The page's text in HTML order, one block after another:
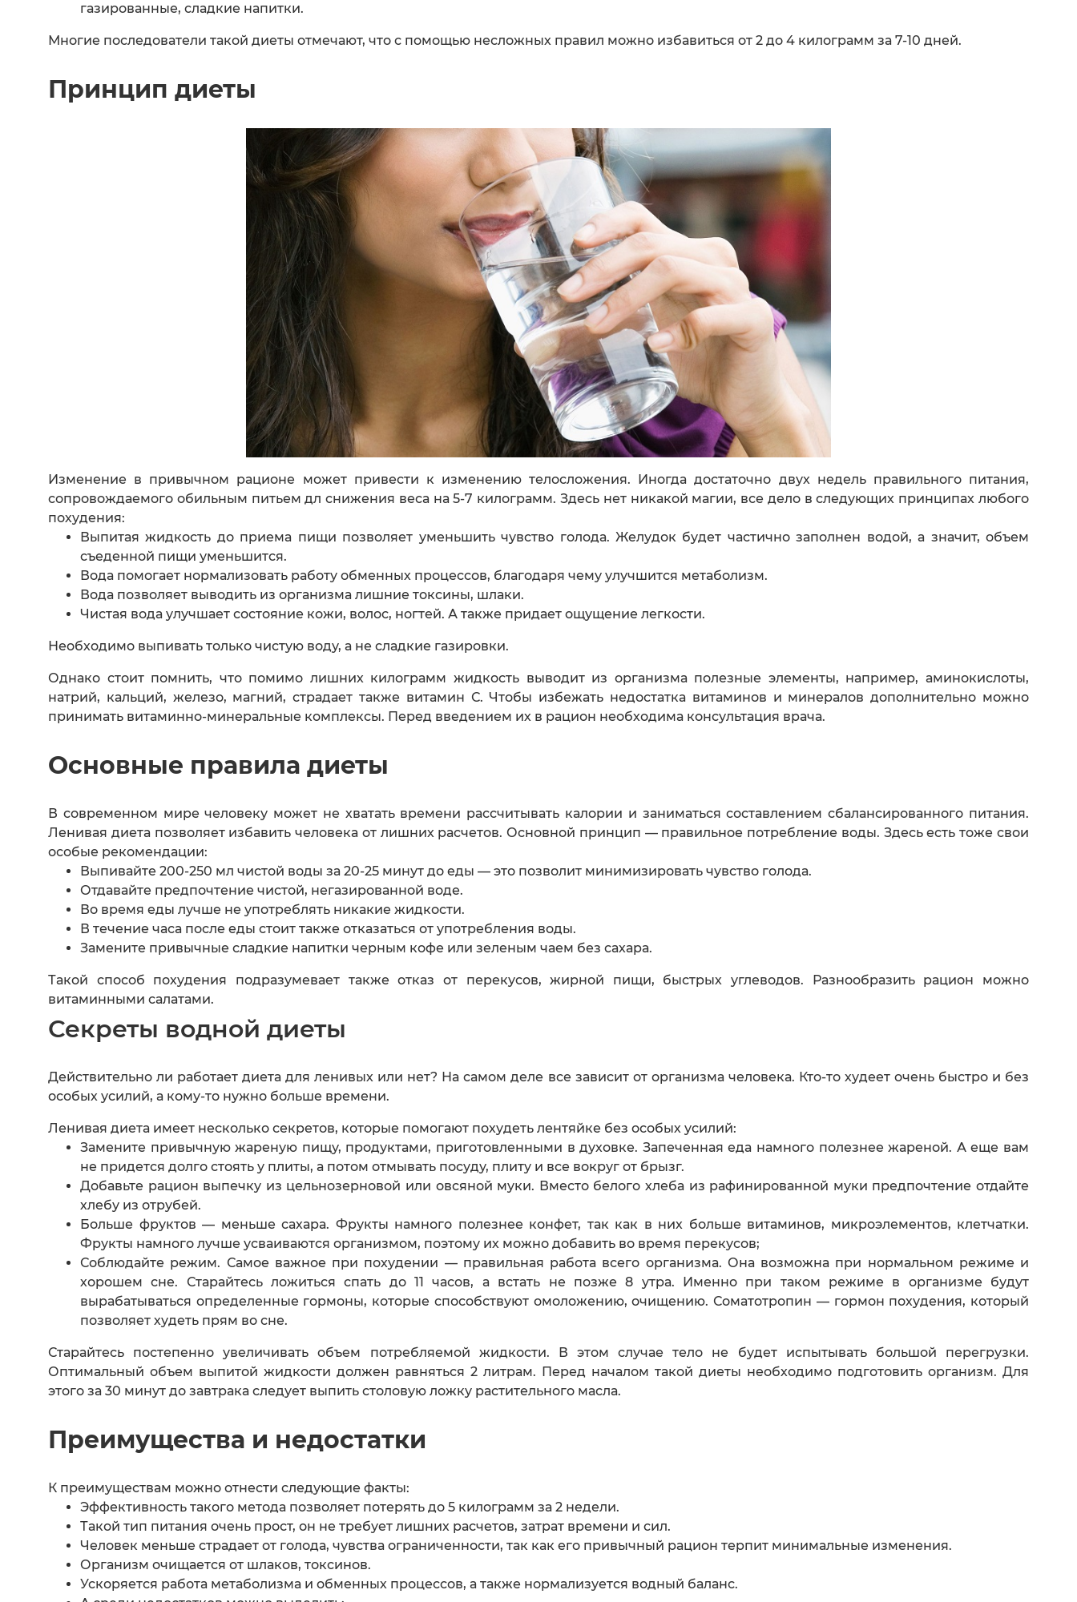
газированные, сладкие напитки.
Многие последователи такой диеты отмечают, что с помощью несложных правил можно избавиться от 2 до 4 килограмм за 7-10 дней.
Принцип диеты
Изменение в привычном рационе может привести к изменению телосложения. Иногда достаточно двух недель правильного питания,
сопровождаемого обильным питьем дл снижения веса на 5-7 килограмм. Здесь нет никакой магии, все дело в следующих принципах любого
похудения:
Выпитая жидкость до приема пищи позволяет уменьшить чувство голода. Желудок будет частично заполнен водой, а значит, объем
съеденной пищи уменьшится.
Вода помогает нормализовать работу обменных процессов, благодаря чему улучшится метаболизм.
Вода позволяет выводить из организма лишние токсины, шлаки.
Чистая вода улучшает состояние кожи, волос, ногтей. А также придает ощущение легкости.
Необходимо выпивать только чистую воду, а не сладкие газировки.
Однако стоит помнить, что помимо лишних килограмм жидкость выводит из организма полезные элементы, например, аминокислоты,
натрий, кальций, железо, магний, страдает также витамин С. Чтобы избежать недостатка витаминов и минералов дополнительно можно
принимать витаминно-минеральные комплексы. Перед введением их в рацион необходима консультация врача.
Основные правила диеты
В современном мире человеку может не хватать времени рассчитывать калории и заниматься составлением сбалансированного питания.
Ленивая диета позволяет избавить человека от лишних расчетов. Основной принцип — правильное потребление воды. Здесь есть тоже свои
особые рекомендации:
Выпивайте 200-250 мл чистой воды за 20-25 минут до еды — это позволит минимизировать чувство голода.
Отдавайте предпочтение чистой, негазированной воде.
Во время еды лучше не употреблять никакие жидкости.
В течение часа после еды стоит также отказаться от употребления воды.
Замените привычные сладкие напитки черным кофе или зеленым чаем без сахара.
Такой способ похудения подразумевает также отказ от перекусов, жирной пищи, быстрых углеводов. Разнообразить рацион можно
витаминными салатами.
Секреты водной диеты
Действительно ли работает диета для ленивых или нет? На самом деле все зависит от организма человека. Кто-то худеет очень быстро и без
особых усилий, а кому-то нужно больше времени.
Ленивая диета имеет несколько секретов, которые помогают похудеть лентяйке без особых усилий:
Замените привычную жареную пищу, продуктами, приготовленными в духовке. Запеченная еда намного полезнее жареной. А еще вам
не придется долго стоять у плиты, а потом отмывать посуду, плиту и все вокруг от брызг.
Добавьте рацион выпечку из цельнозерновой или овсяной муки. Вместо белого хлеба из рафинированной муки предпочтение отдайте
хлебу из отрубей.
Больше фруктов — меньше сахара. Фрукты намного полезнее конфет, так как в них больше витаминов, микроэлементов, клетчатки.
Фрукты намного лучше усваиваются организмом, поэтому их можно добавить во время перекусов;
Соблюдайте режим. Самое важное при похудении — правильная работа всего организма. Она возможна при нормальном режиме и
хорошем сне. Старайтесь ложиться спать до 11 часов, а встать не позже 8 утра. Именно при таком режиме в организме будут
вырабатываться определенные гормоны, которые способствуют омоложению, очищению. Соматотропин — гормон похудения, который
позволяет худеть прям во сне.
Старайтесь постепенно увеличивать объем потребляемой жидкости. В этом случае тело не будет испытывать большой перегрузки.
Оптимальный объем выпитой жидкости должен равняться 2 литрам. Перед началом такой диеты необходимо подготовить организм. Для
этого за 30 минут до завтрака следует выпить столовую ложку растительного масла.
Преимущества и недостатки
К преимуществам можно отнести следующие факты:
Эффективность такого метода позволяет потерять до 5 килограмм за 2 недели.
Такой тип питания очень прост, он не требует лишних расчетов, затрат времени и сил.
Человек меньше страдает от голода, чувства ограниченности, так как его привычный рацион терпит минимальные изменения.
Организм очищается от шлаков, токсинов.
Ускоряется работа метаболизма и обменных процессов, а также нормализуется водный баланс.